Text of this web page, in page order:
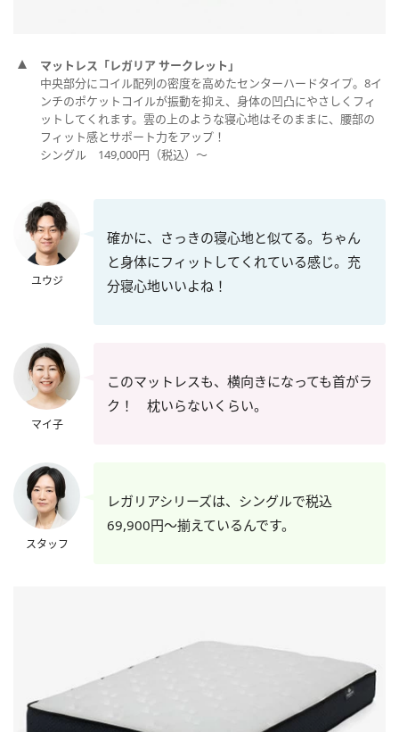
マットレス「レガリア サークレット」
中央部分にコイル配列の密度を高めたセンターハードタイプ。8イ
ンチのポケットコイルが振動を抑え、身体の凹凸にやさしくフィ
ットしてくれます。雲の上のような寝心地はそのままに、腰部の
フィット感とサポート力をアップ！
シングル 149,000円（税込）～
ユウジ
確かに、さっきの寝心地と似てる。ちゃん
と身体にフィットしてくれている感じ。充
分寝心地いいよね！
マイ子
このマットレスも、横向きになっても首がラ
ク！ 枕いらないくらい。
スタッフ
レガリアシリーズは、シングルで税込
69,900円～揃えているんです。